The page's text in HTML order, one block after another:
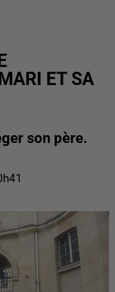
ET SA
son père.